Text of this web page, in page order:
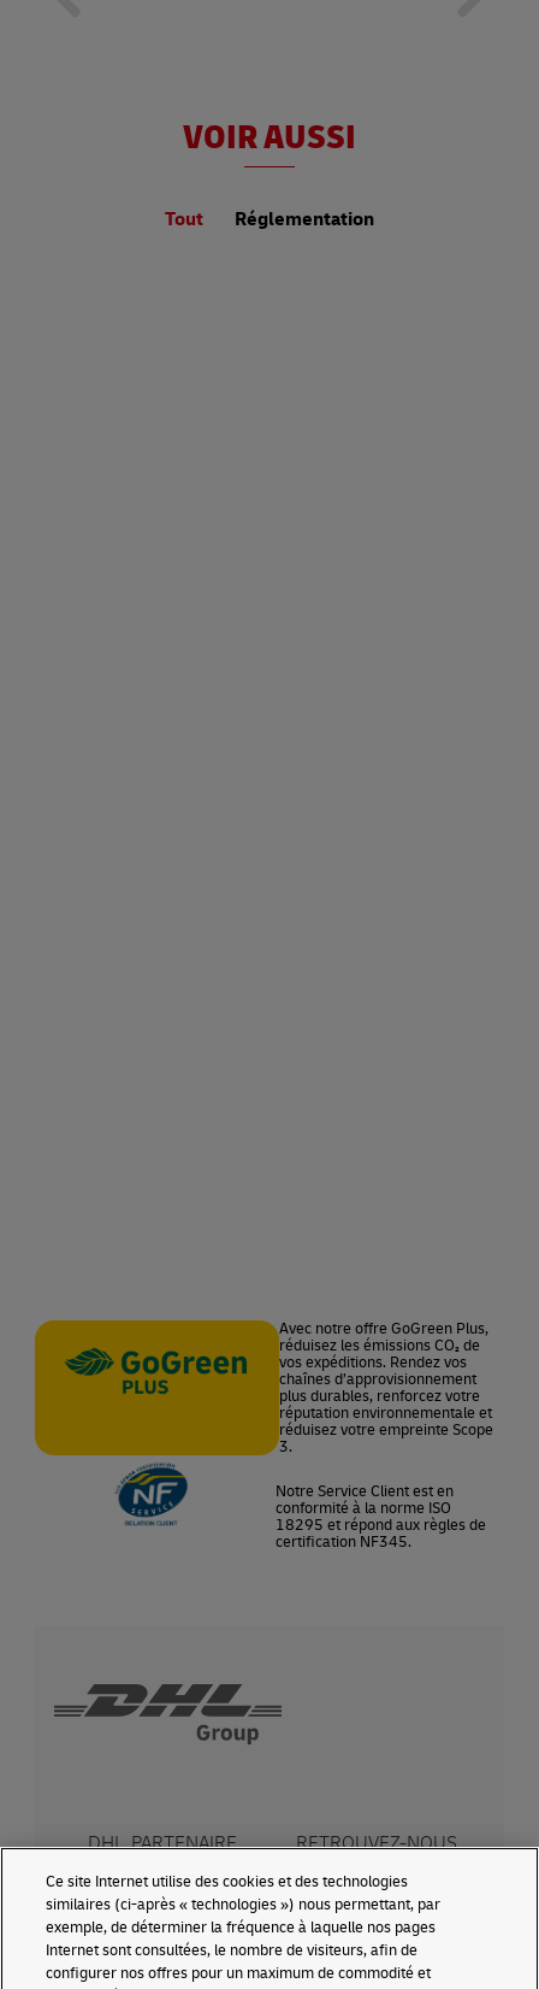
VOIR AUSSI
Tout Réglementation
Avec notre offre GoGreen Plus,
réduisez les émissions CO₂ de
vos expéditions. Rendez vos
chaînes d’approvisionnement
plus durables, renforcez votre
réputation environnementale et
réduisez votre empreinte Scope
3.
Notre Service Client est en
conformité à la norme ISO
18295 et répond aux règles de
certification NF345.
DHL, PARTENAIRE
RETROUVEZ-NOUS
SOCIAUX
Ce site Internet utilise des cookies et des technologies
similaires (ci-après « technologies ») nous permettant, par
exemple, de déterminer la fréquence à laquelle nos pages
Internet sont consultées, le nombre de visiteurs, afin de
configurer nos offres pour un maximum de commodité et